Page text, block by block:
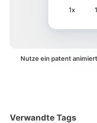
1x
Nutze ein patent
Verwandte Tags